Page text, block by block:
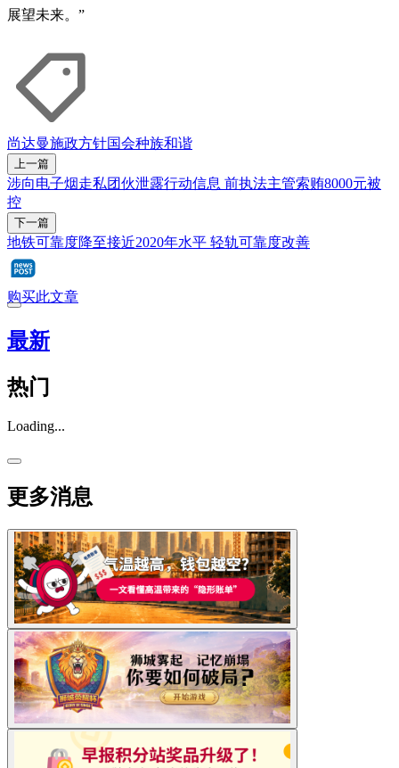
展望未来。”
尚达曼施政方针国会种族和谐
上一篇
涉向电子烟走私团伙泄露行动信息 前执法主管索贿8000元被
控
下一篇
地铁可靠度降至接近2020年水平 轻轨可靠度改善
购买此文章
最新
热门
Loading...
更多消息